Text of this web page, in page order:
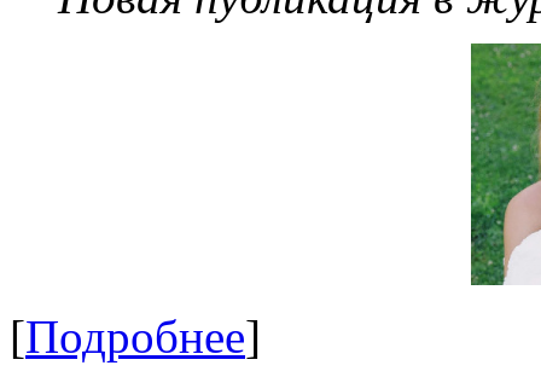
[Подробнее]